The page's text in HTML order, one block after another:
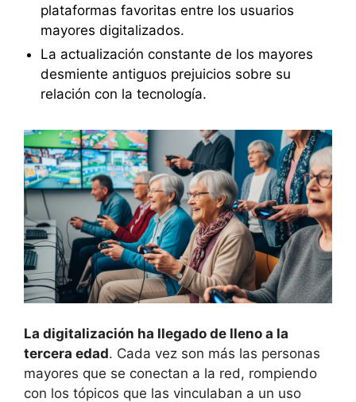
plataformas favoritas entre los usuarios
mayores digitalizados.
La actualización constante de los mayores
desmiente antiguos prejuicios sobre su
relación con la tecnología.
La digitalización ha llegado de lleno a la
tercera edad. Cada vez son más las personas
mayores que se conectan a la red, rompiendo
con los tópicos que las vinculaban a un uso